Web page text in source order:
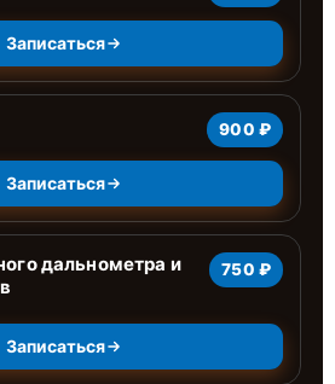
Записаться
900 ₽
Записаться
дальнометра и
750 ₽
Записаться